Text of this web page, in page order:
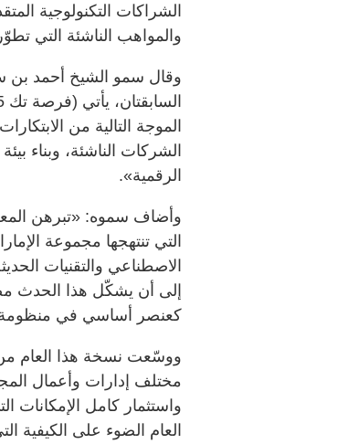
الشراكات التكنولوجية
والمواهب الناشئة التي
وقال سمو الشيخ أحمد بن
الموجة التالية من
الشركات الناشئة، وبناء
الرقمية».
التي تنتهجها مجموعة
الاصطناعي والتقنيات
إلى أن يشكّل هذا الحدث
كعنصر أساسي في منظومة
ووسّعت نسخة هذا العام من
مختلف إدارات وأعمال
واستثمار كامل الإمكانات
العام الضوء على الكيفية